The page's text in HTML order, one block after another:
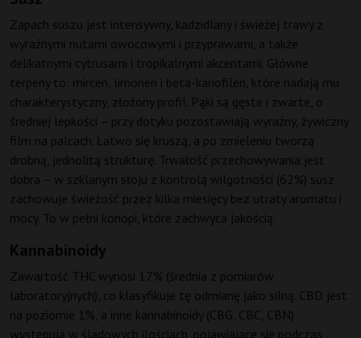
Zapach suszu jest intensywny, kadzidlany i świeżej trawy z
wyraźnymi nutami owocowymi i przyprawami, a także
delikatnymi cytrusami i tropikalnymi akcentami. Główne
terpeny to: mircen, limonen i beta-kariofilen, które nadają mu
charakterystyczny, złożony profil. Pąki są gęste i zwarte, o
średniej lepkości – przy dotyku pozostawiają wyraźny, żywiczny
film na palcach. Łatwo się kruszą, a po zmieleniu tworzą
drobną, jednolitą strukturę. Trwałość przechowywania jest
dobra – w szklanym słoju z kontrolą wilgotności (62%) susz
zachowuje świeżość przez kilka miesięcy bez utraty aromatu i
mocy. To w pełni konopi, które zachwyca jakością.
Kannabinoidy
Zawartość THC wynosi 17% (średnia z pomiarów
laboratoryjnych), co klasyfikuje tę odmianę jako silną. CBD jest
na poziomie 1%, a inne kannabinoidy (CBG, CBC, CBN)
występują w śladowych ilościach, pojawiające się podczas